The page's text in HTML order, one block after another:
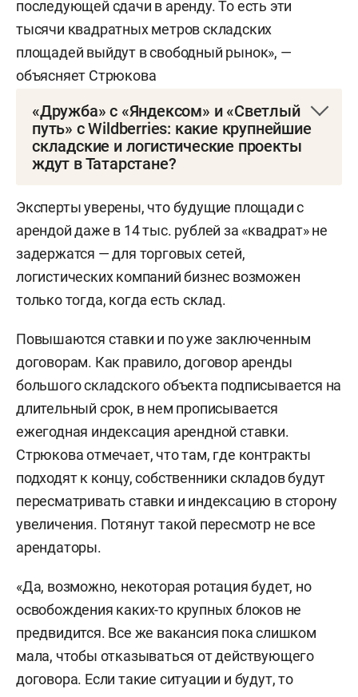
последующей сдачи в аренду. То есть эти
тысячи квадратных метров складских
площадей выйдут в свободный рынок», —
объясняет Стрюкова
«Дружба» с «Яндексом» и «Светлый
путь» с Wildberries: какие крупнейшие
складские и логистические проекты
ждут в Татарстане?
в Столбище:
планируется
разместить несколько корпусов
суммарной площадью более 580 тыс. кв. м, где
500 тыс. «квадратов» составят складские
корпус технопарка введен в эксплуатацию в IV
квартале 2024 года, в нем уже расположились
арендаторы, следующие три корпуса будут
введены в строй до IV квартала 2026-го.
Проект реализуется компанией DoorHan, объем
инвестиций — около 20 млрд рублей.
Индустриальный парк «Дружба»:проект в
Зеленодольском районе, на территории
индустриального парка «Тура 2.0».Реализуется
компанией R1 в качестве девелопера и
проектировщика, площадь парка — 34 га, объем
инвестиций — около 12 млрд рублей. Парк
предполагает помещения форматов Light
Industrial — для размещения легких производств
и Big Box, которые подходят для логоцентров.
Крупнейший объект — фулфилмент-центр
Эксперты уверены, что будущие площади с
арендой даже в 14 тыс. рублей за «квадрат» не
задержатся — для торговых сетей,
логистических компаний бизнес возможен
только тогда, когда есть склад.
Повышаются ставки и по уже заключенным
договорам. Как правило, договор аренды
большого складского объекта подписывается на
длительный срок, в нем прописывается
ежегодная индексация арендной ставки.
Стрюкова отмечает, что там, где контракты
подходят к концу, собственники складов будут
пересматривать ставки и индексацию в сторону
увеличения. Потянут такой пересмотр не все
арендаторы.
«Да, возможно, некоторая ротация будет, но
освобождения каких-то крупных блоков не
предвидится. Все же вакансия пока слишком
мала, чтобы отказываться от действующего
договора. Если такие ситуации и будут, то